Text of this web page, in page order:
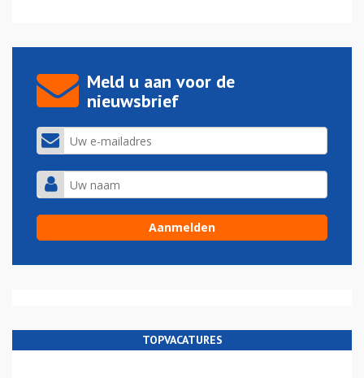
Meld u aan voor de
nieuwsbrief
TOPVACATURES